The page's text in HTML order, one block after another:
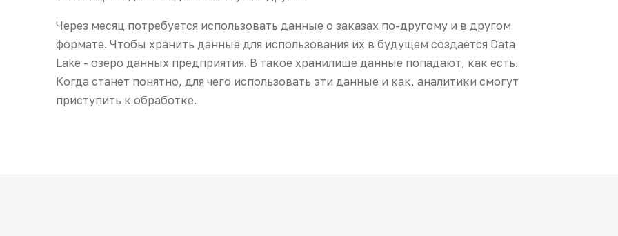
Через месяц потребуется использовать данные о заказах по-другому и в другом
формате. Чтобы хранить данные для использования их в будущем создается Data
Lake - озеро данных предприятия. В такое хранилище данные попадают, как есть.
Когда станет понятно, для чего использовать эти данные и как, аналитики смогут
приступить к обработке.